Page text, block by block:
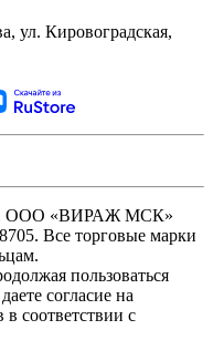
ул. Кировоградская,
ООО «ВИРАЖ МСК»
Все торговые марки
пользоваться
согласие на
соответствии с